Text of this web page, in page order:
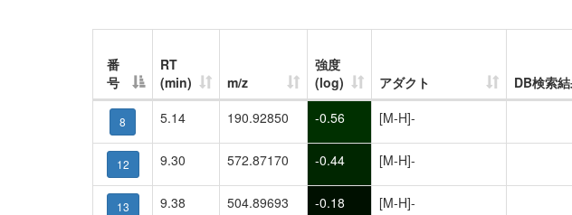
番
号
RT
(min)
m/z
強度
(log)
アダクト DB検索
8 5.14 190.92850 -0.56 [M-H]-
12 9.30 572.87170 -0.44 [M-H]-
13 9.38 504.89693 -0.18 [M-H]-